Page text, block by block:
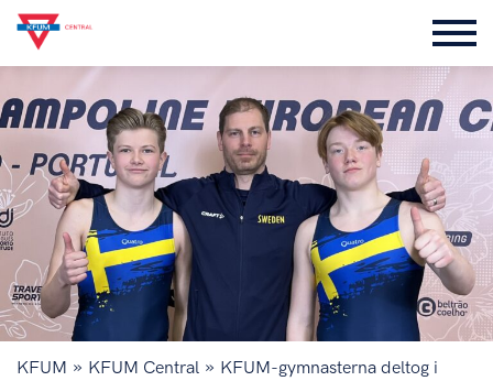
KFUM » KFUM Central » KFUM-gymnasterna deltog i